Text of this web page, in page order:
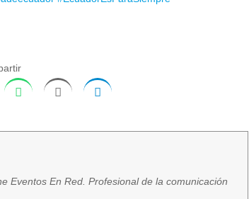
Eventos En Red. Profesional de la comunicación